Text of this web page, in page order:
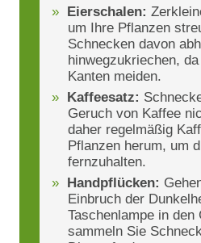
Eierschalen:
um Ihre Pflanzen
Schnecken davon
hinwegzukriechen,
Kanten meiden.
Kaffeesatz:
Geruch von Kaffee
daher regelmäßig
Pflanzen herum, um
fernzuhalten.
Handpflücken:
Einbruch der
Taschenlampe in den
sammeln Sie